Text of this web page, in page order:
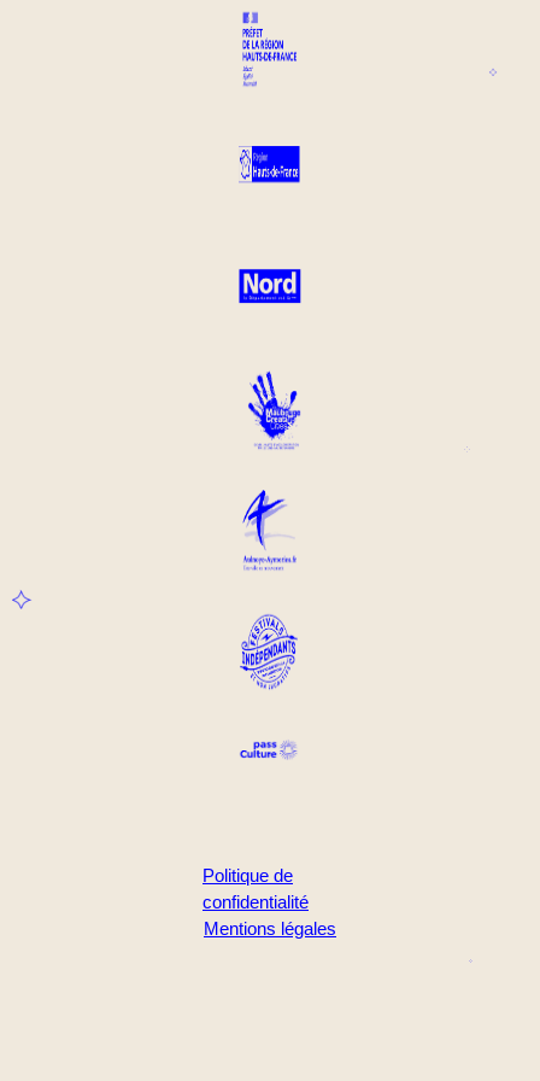
Politique de
confidentialité
Mentions légales